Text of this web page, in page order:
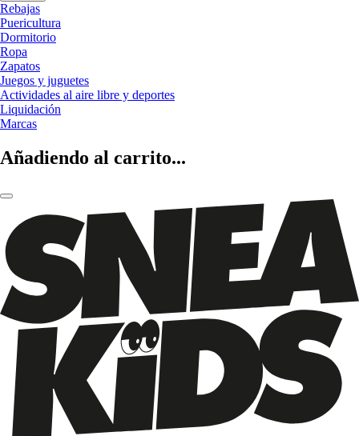
Rebajas
Puericultura
Dormitorio
Ropa
Zapatos
Juegos y juguetes
Actividades al aire libre y deportes
Liquidación
Marcas
Añadiendo al carrito...